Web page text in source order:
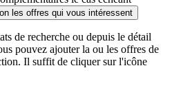
les offres qui vous intéressent
de recherche ou depuis le détail
pouvez ajouter la ou les offres de
Il suffit de cliquer sur l'icône